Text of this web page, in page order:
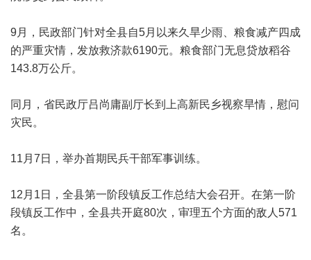
9月，民政部门针对全县自5月以来久旱少雨、粮食减产四成
的严重灾情，发放救济款6190元。粮食部门无息贷放稻谷
143.8万公斤。
同月，省民政厅吕尚庸副厅长到上高新民乡视察旱情，慰问
灾民。
11月7日，举办首期民兵干部军事训练。
12月1日，全县第一阶段镇反工作总结大会召开。在第一阶
段镇反工作中，全县共开庭80次，审理五个方面的敌人571
名。